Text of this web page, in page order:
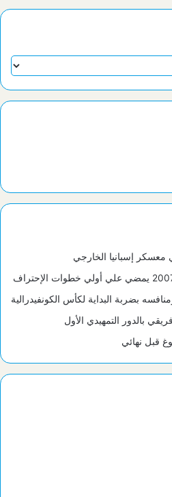
معسكر إسبانيا الخارجي
بضربة البداية لكأس الكونفيدرالية
بالدور التمهيدي الأول
قبل نهائي